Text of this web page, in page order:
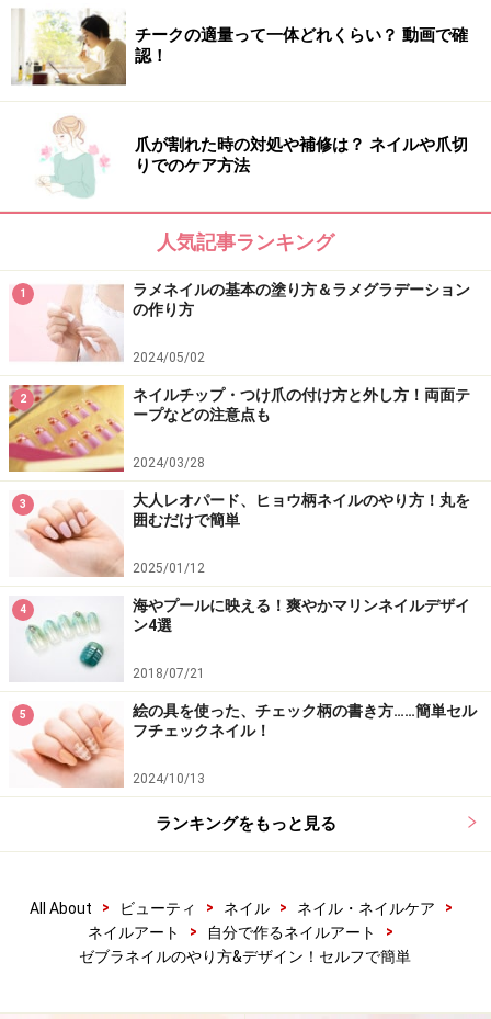
スタッズやブラックダイアモンドでクールに。
（中央）ピンク×Loveパーツがキュート！
ゼブラ柄をもっと可愛く楽しみたい方はストーンやパー
ツでキュートさをプラスするのがおすすめ。パープルブ
ラウンやピンク、オレンジでゼブラ柄を描いたら、最後
にゴールドのLoveパーツを飾って可愛らしく。
（右）指先を長く見せてくれる縦ゼブラ
ゼブラ柄を縦に描くだけで、ぐっと印象が変わります。
ラメの入ったシンプルなベージュに、アイボリーピンク
で縦にゼブラ柄をオン。いかにもゼブラ柄っぽく見せな
いのが大人の遊び心です。ストーンでハーフフレンチ
に。
ネイル施術協力
ネイルスクール「
ジ」
新宿校（03-6205-6530）、名古屋校（052-587-2131）
ネイルサロン 「erikonail
OMOTESANDO（03-3409-5577）
【関連記事】
・貼るだけで簡単！ホイルネイルのやり方とデザイン
・アイシャドウチップで簡単！チークネイルのやり方
・巷で大人気！折り紙ネイルの作り方＆カラフルデザイ
チークの適量って一体どれくらい？ 動画で確
認！
爪が割れた時の対処や補修は？ ネイルや爪切
りでのケア方法
人気記事ランキング
1
ラメネイルの基本の塗り方＆ラメグラデーション
の作り方
2024/05/02
2
ネイルチップ・つけ爪の付け方と外し方！両面テ
ープなどの注意点も
2024/03/28
3
大人レオパード、ヒョウ柄ネイルのやり方！丸を
囲むだけで簡単
2025/01/12
4
海やプールに映える！爽やかマリンネイルデザイ
ン4選
2018/07/21
5
絵の具を使った、チェック柄の書き方……簡単セル
フチェックネイル！
2024/10/13
ランキングをもっと見る
All About > ビューティ > ネイル > ネイル・ネイルケア
>
ネイルアート
> 自分で作るネイルアート
>
ゼブラネイルのやり方&デザイン！セルフで簡単